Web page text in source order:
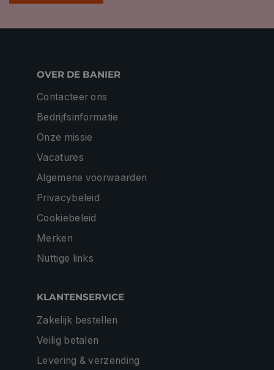
OVER DE BANIER
Contacteer ons
Bedrijfsinformatie
Onze missie
Vacatures
Algemene voorwaarden
Privacybeleid
Cookiebeleid
Merken
Nuttige links
KLANTENSERVICE
Zakelijk bestellen
Veilig betalen
Levering & verzending